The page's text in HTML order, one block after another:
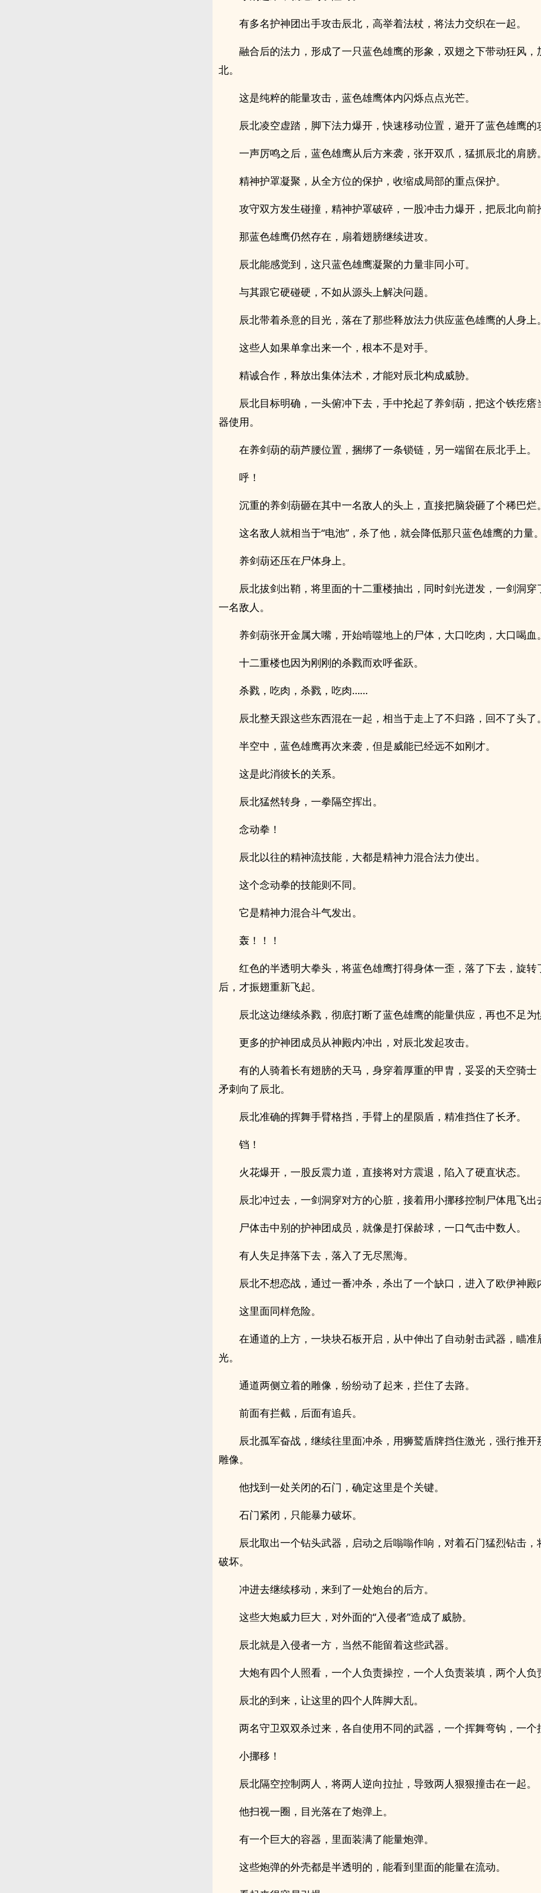
有多名护神团出手攻击辰北，高举着法杖，将法力交织在一起。
融合后的法力，形成了一只蓝色雄鹰的形象，双翅之下带动狂风，
北。
这是纯粹的能量攻击，蓝色雄鹰体内闪烁点点光芒。
辰北凌空虚踏，脚下法力爆开，快速移动位置，避开了蓝色雄鹰的
一声厉鸣之后，蓝色雄鹰从后方来袭，张开双爪，猛抓辰北的肩膀。
精神护罩凝聚，从全方位的保护，收缩成局部的重点保护。
攻守双方发生碰撞，精神护罩破碎，一股冲击力爆开，把辰北向前
那蓝色雄鹰仍然存在，扇着翅膀继续进攻。
辰北能感觉到，这只蓝色雄鹰凝聚的力量非同小可。
与其跟它硬碰硬，不如从源头上解决问题。
辰北带着杀意的目光，落在了那些释放法力供应蓝色雄鹰的人身上。
这些人如果单拿出来一个，根本不是对手。
精诚合作，释放出集体法术，才能对辰北构成威胁。
辰北目标明确，一头俯冲下去，手中抡起了养剑葫，把这个铁疙瘩
器使用。
在养剑葫的葫芦腰位置，捆绑了一条锁链，另一端留在辰北手上。
呼！
沉重的养剑葫砸在其中一名敌人的头上，直接把脑袋砸了个稀巴烂。
这名敌人就相当于“电池”，杀了他，就会降低那只蓝色雄鹰的力量。
养剑葫还压在尸体身上。
辰北拔剑出鞘，将里面的十二重楼抽出，同时剑光迸发，一剑洞穿
一名敌人。
养剑葫张开金属大嘴，开始啃噬地上的尸体，大口吃肉，大口喝血。
十二重楼也因为刚刚的杀戮而欢呼雀跃。
杀戮，吃肉，杀戮，吃肉……
辰北整天跟这些东西混在一起，相当于走上了不归路，回不了头了。
半空中，蓝色雄鹰再次来袭，但是威能已经远不如刚才。
这是此消彼长的关系。
辰北猛然转身，一拳隔空挥出。
念动拳！
辰北以往的精神流技能，大都是精神力混合法力使出。
这个念动拳的技能则不同。
它是精神力混合斗气发出。
轰！！！
红色的半透明大拳头，将蓝色雄鹰打得身体一歪，落了下去，旋转
后，才振翅重新飞起。
辰北这边继续杀戮，彻底打断了蓝色雄鹰的能量供应，再也不足为
更多的护神团成员从神殿内冲出，对辰北发起攻击。
有的人骑着长有翅膀的天马，身穿着厚重的甲胄，妥妥的天空骑士
矛刺向了辰北。
辰北准确的挥舞手臂格挡，手臂上的星陨盾，精准挡住了长矛。
铛！
火花爆开，一股反震力道，直接将对方震退，陷入了硬直状态。
辰北冲过去，一剑洞穿对方的心脏，接着用小挪移控制尸体甩飞出
尸体击中别的护神团成员，就像是打保龄球，一口气击中数人。
有人失足摔落下去，落入了无尽黑海。
辰北不想恋战，通过一番冲杀，杀出了一个缺口，进入了欧伊神殿
这里面同样危险。
在通道的上方，一块块石板开启，从中伸出了自动射击武器，瞄准
光。
通道两侧立着的雕像，纷纷动了起来，拦住了去路。
前面有拦截，后面有追兵。
辰北孤军奋战，继续往里面冲杀，用狮鹫盾牌挡住激光，强行推开
雕像。
他找到一处关闭的石门，确定这里是个关键。
石门紧闭，只能暴力破坏。
辰北取出一个钻头武器，启动之后嗡嗡作响，对着石门猛烈钻击，
破坏。
冲进去继续移动，来到了一处炮台的后方。
这些大炮威力巨大，对外面的“入侵者”造成了威胁。
辰北就是入侵者一方，当然不能留着这些武器。
大炮有四个人照看，一个人负责操控，一个人负责装填，两个人负
辰北的到来，让这里的四个人阵脚大乱。
两名守卫双双杀过来，各自使用不同的武器，一个挥舞弯钩，一个
小挪移！
辰北隔空控制两人，将两人逆向拉扯，导致两人狠狠撞击在一起。
他扫视一圈，目光落在了炮弹上。
有一个巨大的容器，里面装满了能量炮弹。
这些炮弹的外壳都是半透明的，能看到里面的能量在流动。